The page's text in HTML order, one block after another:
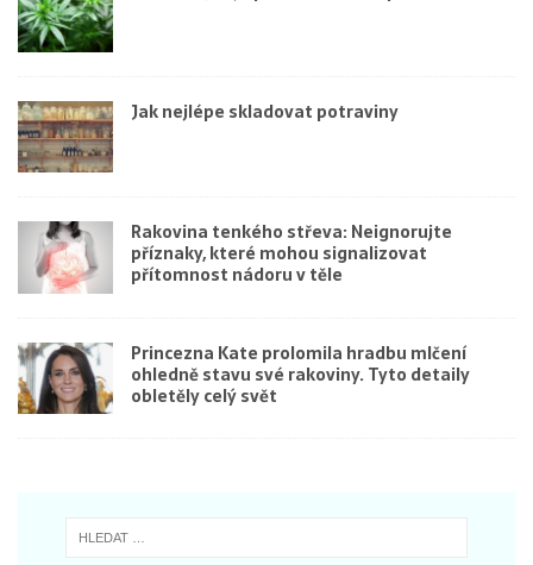
Jak nejlépe skladovat potraviny
Rakovina tenkého střeva: Neignorujte
příznaky, které mohou signalizovat
přítomnost nádoru v těle
Princezna Kate prolomila hradbu mlčení
ohledně stavu své rakoviny. Tyto detaily
obletěly celý svět